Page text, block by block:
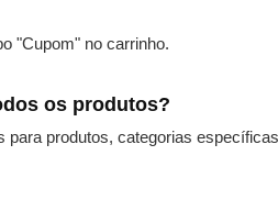
"Cupom" no carrinho.
os produtos?
produtos, categorias